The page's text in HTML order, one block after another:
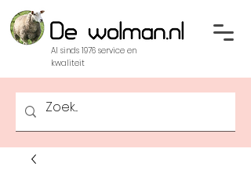
Al sinds 1976 service en
kwaliteit